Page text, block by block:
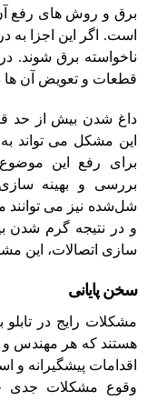
برق و روش‌ های رفع
است. اگر این اجزا
ناخواسته برق شوند.
قطعات و تعویض آن‌
داغ شدن بیش از حد
این مشکل می‌ تواند
برای رفع این
بررسی و بهینه‌
شل‌شده نیز می‌
و در نتیجه گرم‌ شدن
سازی اتصالات، این
سخن پایانی
مشکلات رایج در
هستند که هر مهندس و
اقدامات پیشگیرانه و
وقوع مشکلات جدی